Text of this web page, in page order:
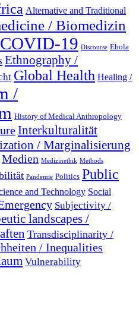
Alternative and Traditional
/ Biomedizin
19 Discourse Ebola
Ethnography /
Global Health Healing /
/
History of Medical Anthropology
Interkulturalität
/ Marginalisierung
Medien Medizinethik Methods
Pandemie Politics Public
and Technology Social
Subjectivity /
landscapes /
Transdisciplinarity /
/ Inequalities
Vulnerability